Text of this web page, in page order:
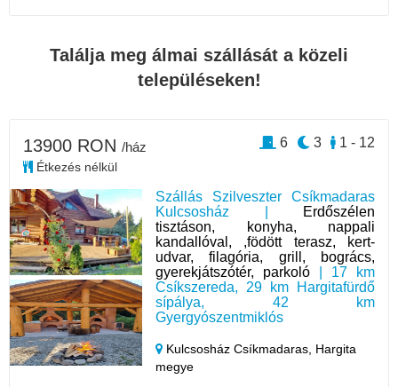
Találja meg álmai szállását a közeli
településeken!
Szállás Szilveszter Csíkmadaras
Kulcsosház |
Erdőszélen
tisztáson, konyha, nappali
kandallóval, ,födött terasz, kert-
udvar, filagória, grill, bogrács,
gyerekjátszótér, parkoló | 17 km
Csíkszereda, 29 km Hargitafürdő
sípálya, 42 km
Gyergyószentmiklós
Kulcsosház Csíkmadaras, Hargita
megye
13900 RON /ház
Étkezés nélkül
1 - 12
3
6